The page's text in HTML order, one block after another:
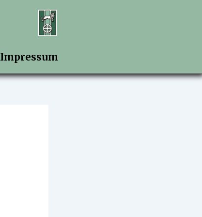
Impressum